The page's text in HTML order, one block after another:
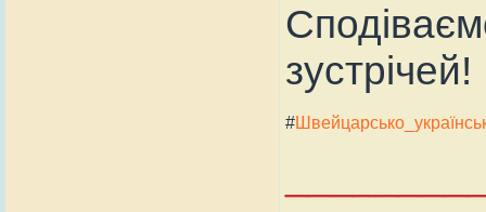
зустрічей!
#